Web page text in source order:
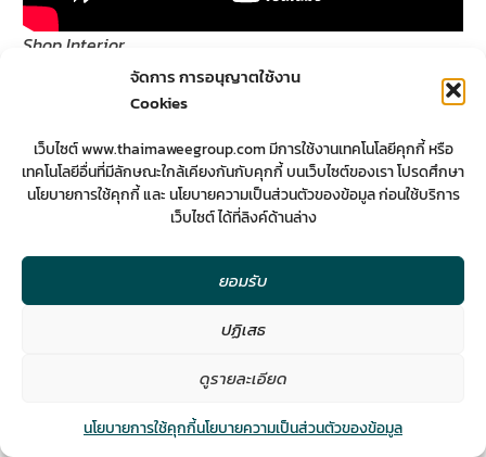
จัดการ การอนุญาตใช้งาน
Cookies
เว็บไซต์ www.thaimaweegroup.com มีการใช้งานเทคโนโลยีคุกกี้ หรือ
เทคโนโลยีอื่นที่มีลักษณะใกล้เคียงกันกับคุกกี้ บนเว็บไซต์ของเรา โปรดศึกษา
นโยบายการใช้คุกกี้ และ นโยบายความเป็นส่วนตัวของข้อมูล ก่อนใช้บริการ
เว็บไซต์ ได้ที่ลิงค์ด้านล่าง
ยอมรับ
ปฏิเสธ
ดูรายละเอียด
นโยบายการใช้คุกกี้นโยบายความเป็นส่วนตัวของข้อมูล
Shop Interior
Contact us